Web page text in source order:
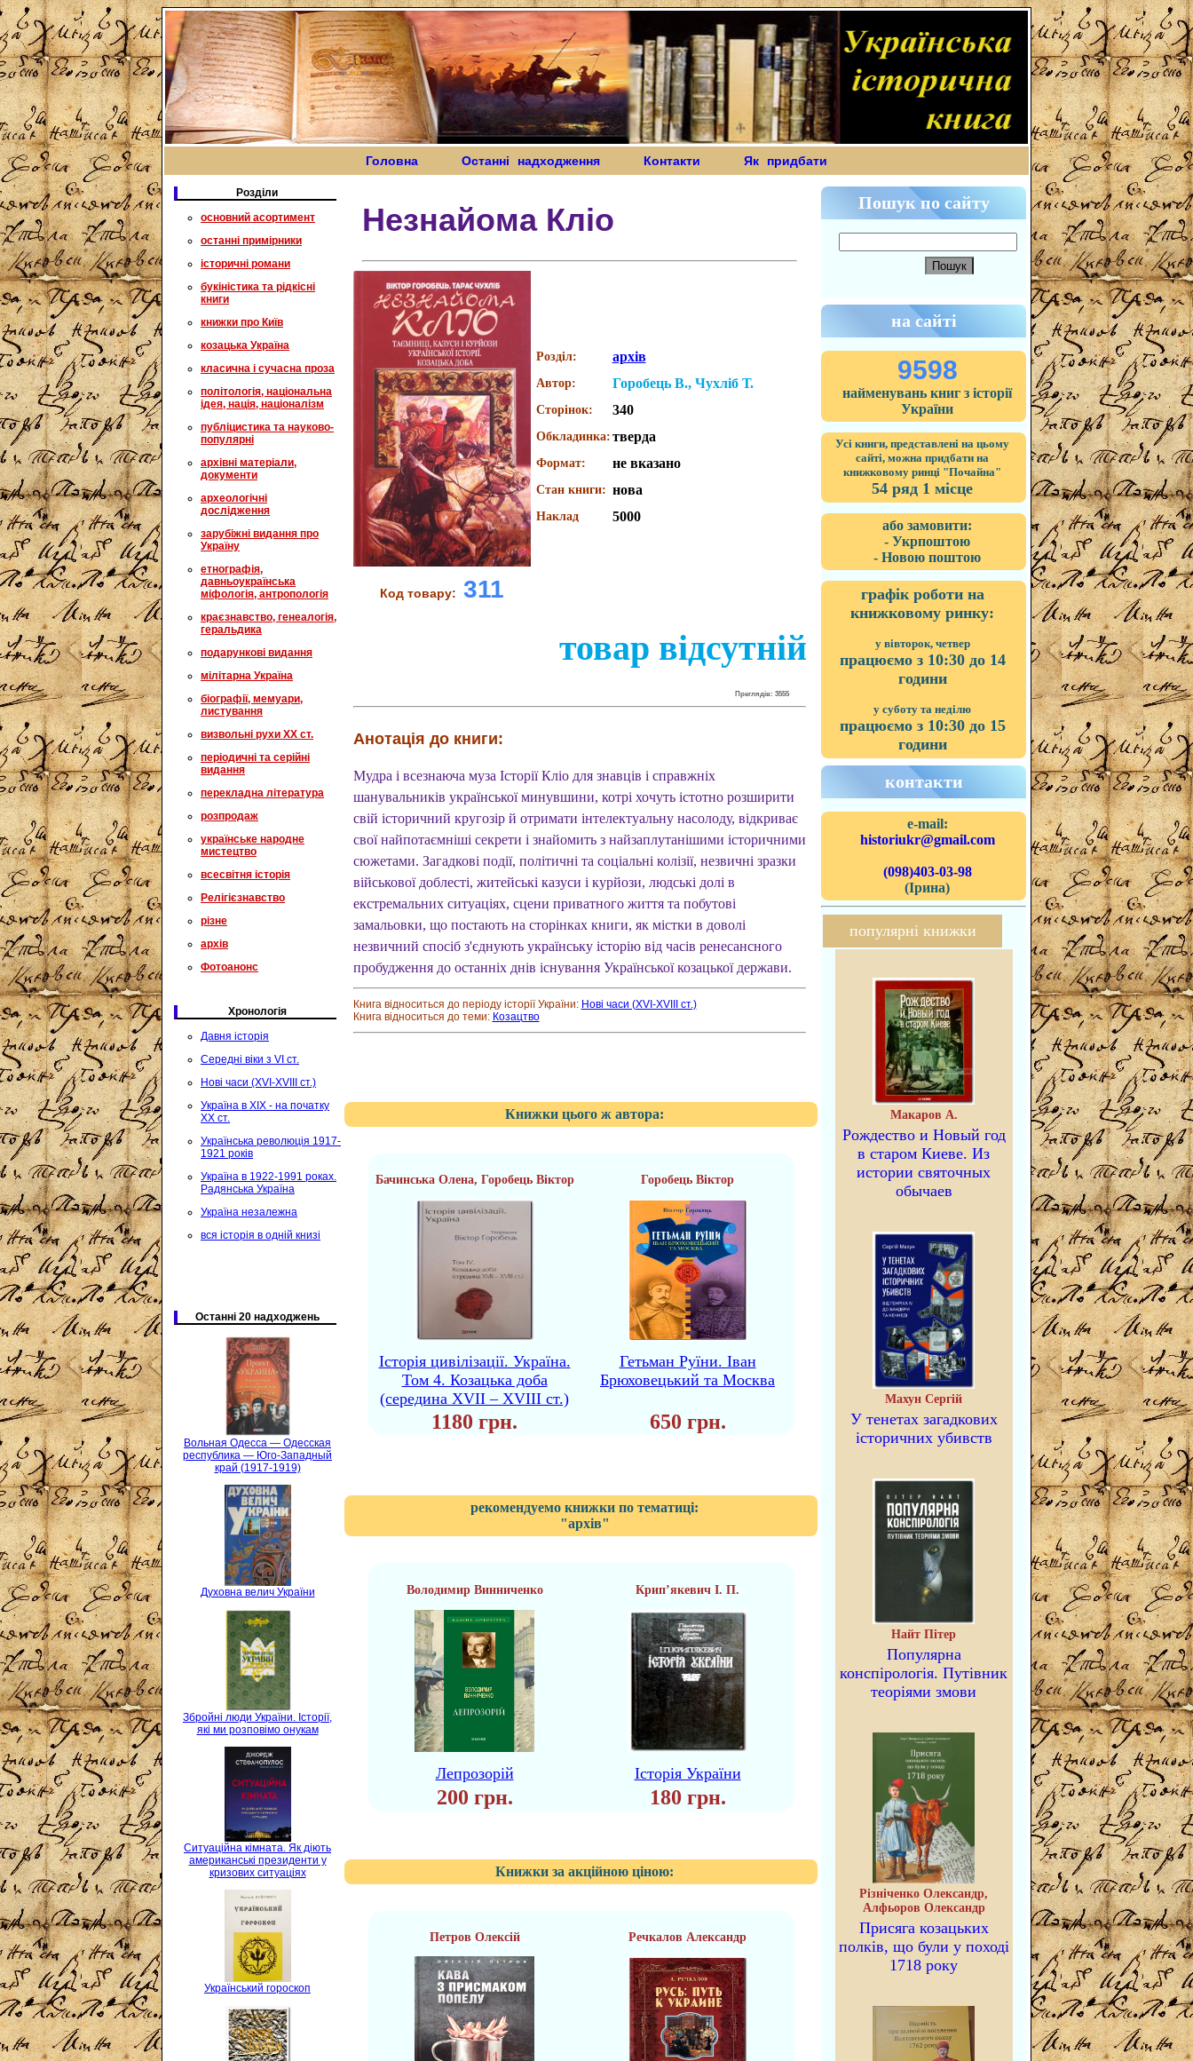
Головна Останні надходження Контакти Як придбати
Розділи
основний асортимент
останні примірники
історичні романи
букіністика та рідкісні
книги
книжки про Київ
козацька Україна
класична і сучасна проза
політологія, національна
ідея, нація, націоналізм
публіцистика та науково-
популярні
архівні матеріали,
документи
археологічні
дослідження
зарубіжні видання про
Україну
етнографія,
давньоукраїнська
міфологія, антропологія
краєзнавство, генеалогія,
геральдика
подарункові видання
мілітарна Україна
біографії, мемуари,
листування
визвольні рухи XX ст.
періодичні та серійні
видання
перекладна література
розпродаж
українське народне
мистецтво
всесвітня історія
Релігієзнавство
різне
архів
Фотоанонс
Хронологія
Давня історія
Середні віки з VI ст.
Нові часи (XVI-XVIII ст.)
Україна в XIX - на початку
XX ст.
Українська революція 1917-
1921 років
Україна в 1922-1991 роках.
Радянська Україна
Україна незалежна
вся історія в одній книзі
Останні 20 надходжень
Вольная Одесса — Одесская
республика — Юго-Западный
край (1917-1919)
Духовна велич України
Збройні люди України. Історії,
які ми розповімо онукам
Ситуаційна кімната. Як діють
американські президенти у
кризових ситуаціях
Український гороскоп
Незнайома Кліо
Код товару: 311
Розділ: архів
Автор: Горобець В., Чухліб Т.
Сторінок: 340
Обкладинка: тверда
Формат: не вказано
Стан книги: нова
Наклад 5000
товар відсутній
Преглядів: 3555
Анотація до книги:
Мудра і всезнаюча муза Історії Кліо для знавців і справжніх
шанувальників української минувшини, котрі хочуть істотно розширити
свій історичний кругозір й отримати інтелектуальну насолоду, відкриває
свої найпотаємніші секрети і знайомить з найзаплутанішими історичними
сюжетами. Загадкові події, політичні та соціальні колізії, незвичні зразки
військової доблесті, житейські казуси і курйози, людські долі в
екстремальних ситуаціях, сцени приватного життя та побутові
замальовки, що постають на сторінках книги, як містки в доволі
незвичний спосіб з'єднують українську історію від часів ренесансного
пробудження до останніх днів існування Української козацької держави.
Книга відноситься до періоду історії України: Нові часи (XVI-XVIII ст.)
Книга відноситься до теми: Козацтво
Книжки цього ж автора:
Бачинська Олена, Горобець Віктор Горобець Віктор
Історія цивілізації. Україна.
Том 4. Козацька доба
(середина XVIІ – XVIII ст.)
Гетьман Руїни. Іван
Брюховецький та Москва
1180 грн. 650 грн.
рекомендуемо книжки по тематиці:
"архів"
Володимир Винниченко Крип’якевич І. П.
Лепрозорій Історія України
200 грн. 180 грн.
Книжки за акційною ціною:
Петров Олексій Речкалов Александр
Пошук по сайту
на сайті
9598
найменувань книг з історії
України
Усі книги, представлені на цьому
сайті, можна придбати на
книжковому ринці "Почайна"
54 ряд 1 місце
або замовити:
- Укрпоштою
- Новою поштою
графік роботи на
книжковому ринку:
у вівторок, четвер
працюємо з 10:30 до 14
години
у суботу та неділю
працюємо з 10:30 до 15
години
контакти
e-mail:
historiukr@gmail.com
(098)403-03-98
(Ірина)
популярні книжки
Макаров А.
Рождество и Новый год
в старом Киеве. Из
истории святочных
обычаев
Махун Сергій
У тенетах загадкових
історичних убивств
Найт Пітер
Популярна
конспірологія. Путівник
теоріями змови
Різніченко Олександр,
Алфьоров Олександр
Присяга козацьких
полків, що були у поході
1718 року